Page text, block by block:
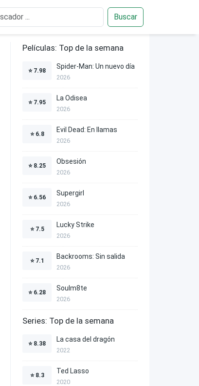
Buscar
Películas: Top de la semana
⭐ 7.98
Spider-Man: Un nuevo día
2026
⭐ 7.95
La Odisea
2026
⭐ 6.8
Evil Dead: En llamas
2026
⭐ 8.25
Obsesión
2026
⭐ 6.56
Supergirl
2026
⭐ 7.5
Lucky Strike
2026
⭐ 7.1
Backrooms: Sin salida
2026
⭐ 6.28
Soulm8te
2026
Series: Top de la semana
⭐ 8.38
La casa del dragón
2022
⭐ 8.3
Ted Lasso
2020